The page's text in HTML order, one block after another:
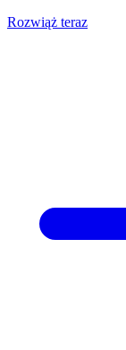
Rozwiąż teraz